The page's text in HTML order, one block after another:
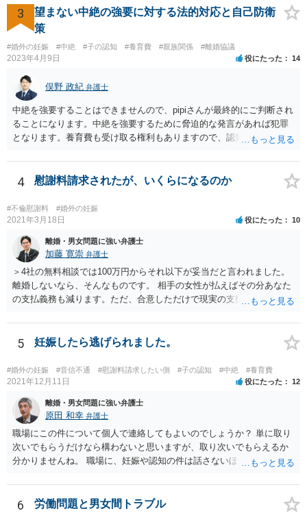
つけているような場合はこちらも、弁護士に相談した方がよいかと考
えます。 ご参考になれば幸いです。
3
望まない中絶の強要に対する法的対応と自己防衛
策
#婚外の妊娠 #中絶 #子の認知 #養育費 #親族関係 #離婚協議
2023年4月9日 役にたった 14
俣野 政紀 弁護士
中絶を強要することはできませんので、pipiさんが最終的にご判断され
ることになります。中絶を強要するために脅迫的な発言があれば犯罪
となります。養育費も受け取る権利もありますので、認知等につきお
勧めします。
4 慰謝料請求されたが、いくらになるのか
#不倫慰謝料 #婚外の妊娠
2021年3月18日 役にたった 10
離婚・男女問題に強い弁護士
加藤 寛崇 弁護士
＞4社の無料相談では100万円からそれ以下が妥当だと言われました。
離婚しないなら、そんなものです。 相手の女性が払えばその分あなた
の支払義務も減ります。ただ、合意しただけで現実の支払がないなら
5 妊娠したら逃げられました。
#婚外の妊娠 #音信不通 #慰謝料請求したい側 #子の認知 #中絶 #養育費
2021年12月11日 役にたった 12
離婚・男女問題に強い弁護士
原田 和幸 弁護士
職場にこの件について個人で連絡してもよいのでしょうか？ 単に取り
次いでもらうだけなら構わないと思いますが、取り次いでもらえるか
分かりませんね。 職場に、妊娠や認知の件は話さないほうがよいと思
難しいと思われれば、弁護士に入ってもらうことも検討されてくださ
い。 一度、お近くの弁護士に相談されてみてもよいと思います。
6 労働問題と男女間トラブル